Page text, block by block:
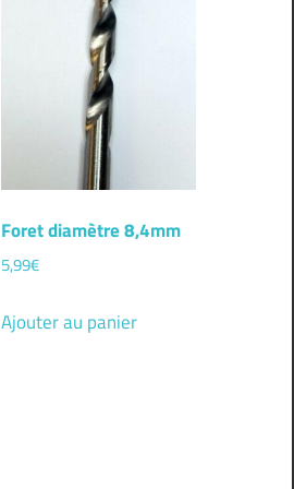
Foret diamètre 8,4mm
5,99€
Ajouter au panier